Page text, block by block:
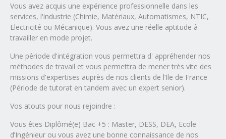
Vous avez acquis une expérience professionnelle dans les
services, l'industrie (Chimie, Matériaux, Automatismes, NTIC,
Electricité ou Mécanique). Vous avez une réelle aptitude à
travailler en mode projet.
Une période d'intégration vous permettra d' appréhender nos
méthodes de travail et vous permettra de mener très vite des
missions d'expertises auprès de nos clients de l’Ile de France
(Période de tutorat en tandem avec un expert senior).
Vos atouts pour nous rejoindre :
Vous êtes Diplômé(e) Bac +5 : Master, DESS, DEA, Ecole
d’Ingénieur ou vous avez une bonne connaissance de nos